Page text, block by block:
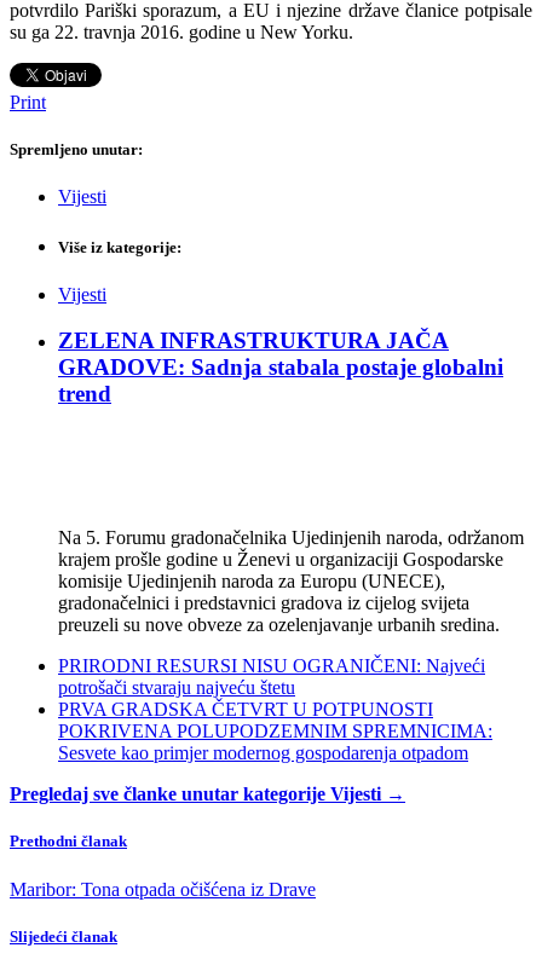
potvrdilo Pariški sporazum, a EU i njezine države članice potpisale
su ga 22. travnja 2016. godine u New Yorku.
Print
Spremljeno unutar:
Vijesti
Više iz kategorije:
Vijesti
ZELENA INFRASTRUKTURA JAČA
GRADOVE: Sadnja stabala postaje globalni
trend
Na 5. Forumu gradonačelnika Ujedinjenih naroda, održanom
krajem prošle godine u Ženevi u organizaciji Gospodarske
komisije Ujedinjenih naroda za Europu (UNECE),
gradonačelnici i predstavnici gradova iz cijelog svijeta
preuzeli su nove obveze za ozelenjavanje urbanih sredina.
PRIRODNI RESURSI NISU OGRANIČENI: Najveći
potrošači stvaraju najveću štetu
PRVA GRADSKA ČETVRT U POTPUNOSTI
POKRIVENA POLUPODZEMNIM SPREMNICIMA:
Sesvete kao primjer modernog gospodarenja otpadom
Pregledaj sve članke unutar kategorije Vijesti →
Prethodni članak
Maribor: Tona otpada očišćena iz Drave
Slijedeći članak